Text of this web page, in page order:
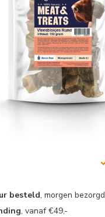
besteld, morgen bezorgd
, vanaf €49,-